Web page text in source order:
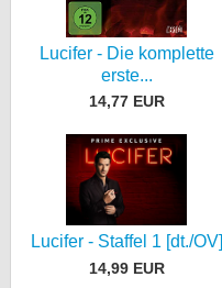
Lucifer - Die komplette
erste...
14,77 EUR
Lucifer - Staffel 1 [dt./OV]
14,99 EUR